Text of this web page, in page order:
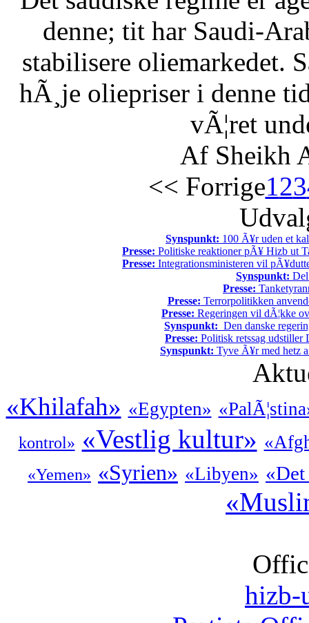
denne; tit har Saudi-
stabilisere oliemarkedet.
hÃ¸je oliepriser i denne
vÃ¦ret
Af Sheikh
<< Forrige123
Synspunkt: 100 Ã¥r uden et
Presse: Politiske reaktioner pÃ¥ Hizb ut
Presse: Integrationsministeren vil
Synspunkt:
Presse:
Presse: Terrorpolitikken
Presse: Regeringen vil dÃ¦kke
Synspunkt: Den danske
Presse: Politisk retssag udstiller
Synspunkt: Tyve Ã¥r med hetz
«Khilafah» «Egypten»
kontrol» «Vestlig kultur»
«Yemen» «Syrien» «Libyen»
hizb-